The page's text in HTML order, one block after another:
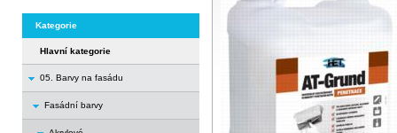
Kategorie
Hlavní kategorie
05. Barvy na fasádu
Fasádní barvy